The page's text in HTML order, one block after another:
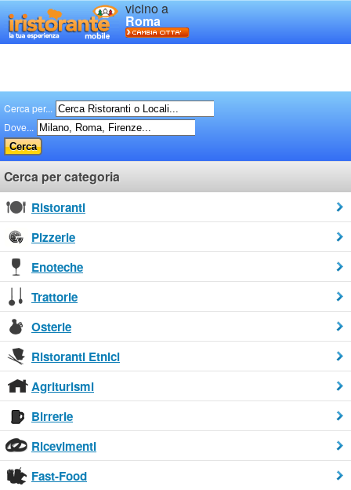
vicino a
Roma
Cerca per...
Dove...
Cerca per categoria
Ristoranti
Pizzerie
Enoteche
Trattorie
Osterie
Ristoranti Etnici
Agriturismi
Birrerie
Ricevimenti
Fast-Food